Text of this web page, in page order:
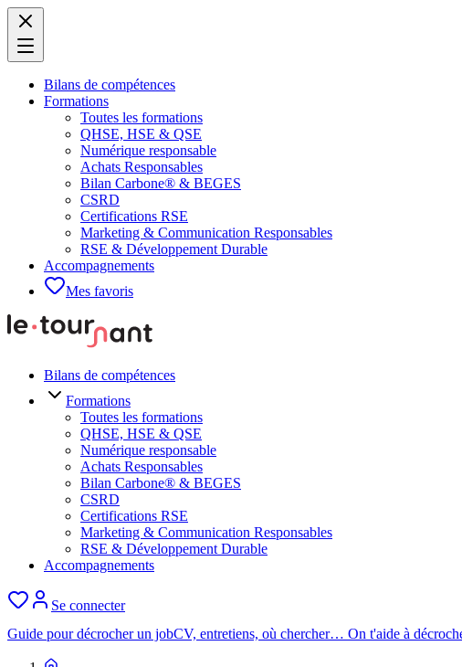
Bilans de compétences
Formations
Toutes les formations
QHSE, HSE & QSE
Numérique responsable
Achats Responsables
Bilan Carbone® & BEGES
CSRD
Certifications RSE
Marketing & Communication Responsables
RSE & Développement Durable
Accompagnements
Mes favoris
Bilans de compétences
Formations
Toutes les formations
QHSE, HSE & QSE
Numérique responsable
Achats Responsables
Bilan Carbone® & BEGES
CSRD
Certifications RSE
Marketing & Communication Responsables
RSE & Développement Durable
Accompagnements
Se connecter
Guide pour décrocher un jobCV, entretiens, où chercher… On t'aide à